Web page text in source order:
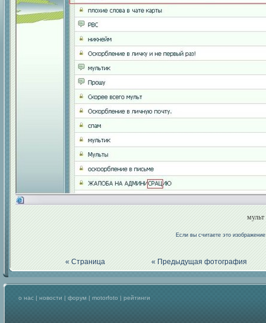
Если вы считаете это
« Страница « Предыдущая фотография
о нас | новости | форум | motorfoto | рейтинги